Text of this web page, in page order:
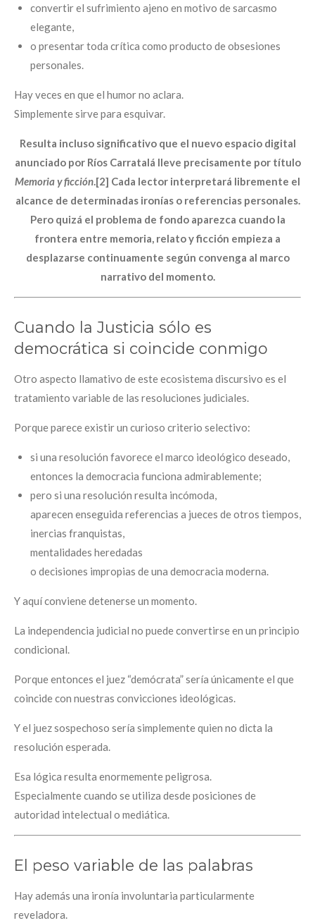
convertir el sufrimiento ajeno en motivo de sarcasmo
elegante,
o presentar toda crítica como producto de obsesiones
personales.
Hay veces en que el humor no aclara.
Simplemente sirve para esquivar.
Resulta incluso significativo que el nuevo espacio digital
anunciado por Ríos Carratalá lleve precisamente por título
Memoria y ficción.[2] Cada lector interpretará libremente el
alcance de determinadas ironías o referencias personales.
Pero quizá el problema de fondo aparezca cuando la
frontera entre memoria, relato y ficción empieza a
desplazarse continuamente según convenga al marco
narrativo del momento.
Cuando la Justicia sólo es
democrática si coincide conmigo
Otro aspecto llamativo de este ecosistema discursivo es el
tratamiento variable de las resoluciones judiciales.
Porque parece existir un curioso criterio selectivo:
si una resolución favorece el marco ideológico deseado,
entonces la democracia funciona admirablemente;
pero si una resolución resulta incómoda,
aparecen enseguida referencias a jueces de otros tiempos,
inercias franquistas,
mentalidades heredadas
o decisiones impropias de una democracia moderna.
Y aquí conviene detenerse un momento.
La independencia judicial no puede convertirse en un principio
condicional.
Porque entonces el juez “demócrata” sería únicamente el que
coincide con nuestras convicciones ideológicas.
Y el juez sospechoso sería simplemente quien no dicta la
resolución esperada.
Esa lógica resulta enormemente peligrosa.
Especialmente cuando se utiliza desde posiciones de
autoridad intelectual o mediática.
El peso variable de las palabras
Hay además una ironía involuntaria particularmente
reveladora.